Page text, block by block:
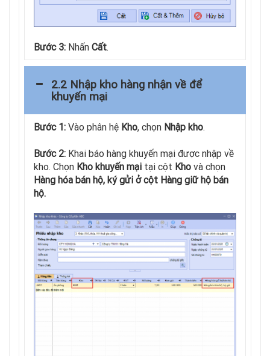
Bước 3: Nhấn Cất.
2.2 Nhập kho hàng nhận về để
khuyến mại
Bước 1: Vào phân hệ Kho, chọn Nhập kho.
Bước 2: Khai báo hàng khuyến mại được nhập về
kho. Chọn Kho khuyến mại tại cột Kho và chọn
Hàng hóa bán hộ, ký gửi ở cột Hàng giữ hộ bán
hộ.